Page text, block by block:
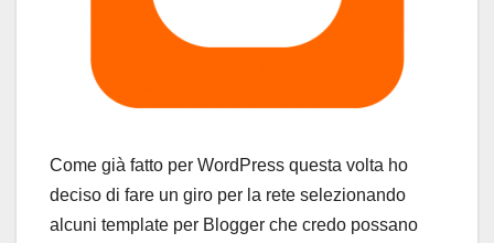
Come già fatto per WordPress questa volta ho
deciso di fare un giro per la rete selezionando
alcuni template per Blogger che credo possano